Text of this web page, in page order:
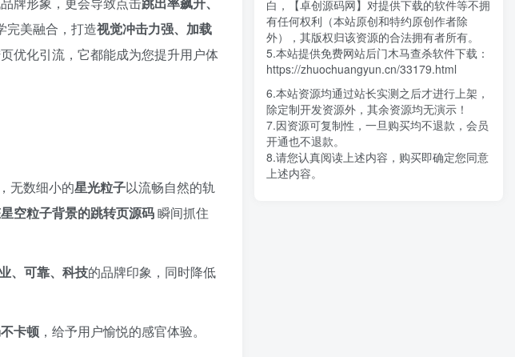
完美融合，打造视觉冲击力强、加载
优化引流，它都能成为您提升用户体
无数细小的星光粒子以流畅自然的轨
空粒子背景的跳转页源码瞬间抓住
、可靠、科技的品牌印象，同时降低
卡顿 ，给予用户愉悦的感官体验。
白，【卓创源码网】对提供下载的软件等不拥
有任何权利（本站原创和特约原创作者除
外），其版权归该资源的合法拥有者所有。
5.本站提供免费网站后门木马查杀软件下载：
https://zhuochuangyun.cn/33179.html
6.本站资源均通过站长实测之后才进行上架，
除定制开发资源外，其余资源均无演示！
7.因资源可复制性，一旦购买均不退款，会员
开通也不退款。
8.请您认真阅读上述内容，购买即确定您同意
上述内容。